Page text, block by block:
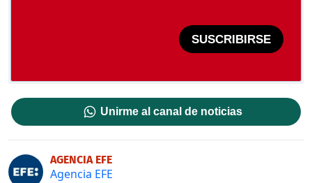
SUSCRIBIRSE
Unirme al canal de noticias
AGENCIA EFE
Agencia EFE